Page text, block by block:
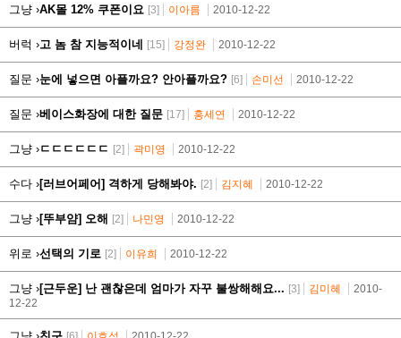
그냥 ›AK몰 12% 쿠폰이요 [3] 이아름 2010-12-22
버럭 ›고 놈 참 지능적이네 [15] 강정완 2010-12-22
질문 ›눈에 넣으면 아플까요? 안아플까요? [6] 손미선 2010-12-22
질문 ›베이스화장에 대한 질문 [17] 홍세연 2010-12-22
그냥 ›ㄷㄷㄷㄷㄷㄷ [2] 곽미영 2010-12-22
수다 ›[러브어페어] 격하게 당해봐야. [2] 김지혜 2010-12-22
그냥 ›[뚜부얌] 오해 [2] 나민영 2010-12-22
위로 ›선택의 기로 [2] 이유희 2010-12-22
그냥 ›[근두운] 난 괜찮은데 엄마가 자꾸 불쌍해해요... [3] 김미혜
2010-
12-22